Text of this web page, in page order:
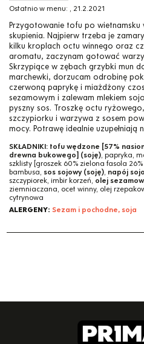
Ostatnio w menu: , 21.2.2021
Przygotowanie tofu po wietnamsku
skupienia. Najpierw trzeba je
kilku kroplach octu winnego oraz
aromatu, zaczynam gotować
Skrzypiące w zębach grzybki mun
marchewki, dorzucam odrobinę
czerwoną paprykę i miażdżony
sezamowym i zalewam mlekiem
pyszny sos. Troszkę octu
szczypiorku i warzywa z sosem
mocy. Potrawę idealnie
SKŁADNIKI: tofu wędzone [57%
drewna bukowego] (soję), papryka,
szklisty [groszek 60% zielona fasola
bambusa, sos sojowy (soję), napój
szczypiorek, imbir korzeń, olej
ziemniaczana, ocet winny, olej
cytrynowa
ALERGENY: Sezam i pochodne, soja